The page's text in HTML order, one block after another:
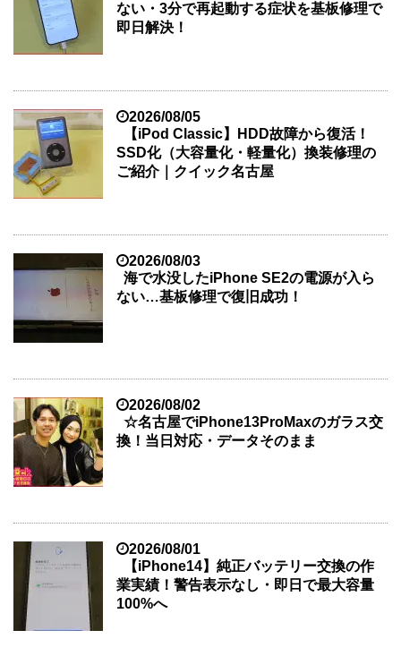
ない・3分で再起動する症状を基板修理で
即日解決！
2026/08/05
【iPod Classic】HDD故障から復活！
SSD化（大容量化・軽量化）換装修理の
ご紹介｜クイック名古屋
2026/08/03
海で水没したiPhone SE2の電源が入ら
ない…基板修理で復旧成功！
2026/08/02
☆名古屋でiPhone13ProMaxのガラス交
換！当日対応・データそのまま
2026/08/01
【iPhone14】純正バッテリー交換の作
業実績！警告表示なし・即日で最大容量
100%へ